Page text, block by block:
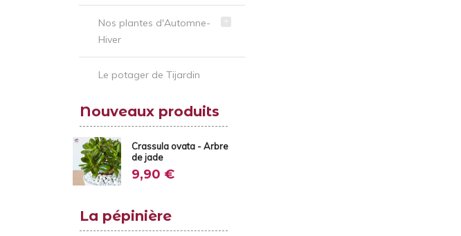
Nos plantes d'Automne-
Hiver
Le potager de Tijardin
Nouveaux produits
Crassula ovata - Arbre
de jade
9,90 €
La pépinière